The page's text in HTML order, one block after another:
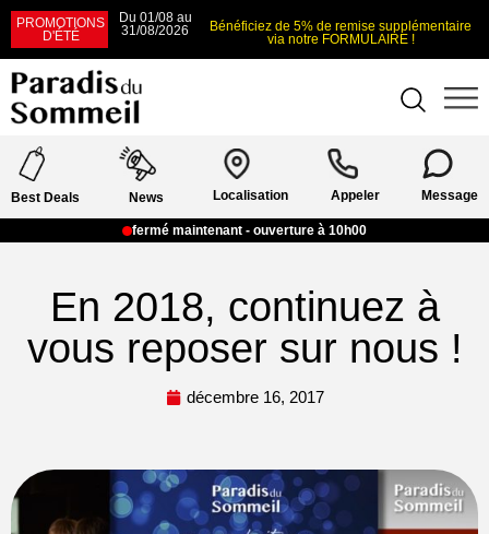
PROMOTIONS
D'ÉTÉ
Du 01/08 au
31/08/2026
Bénéficiez de 5% de remise supplémentaire
via notre FORMULAIRE !
Best Deals News Localisation Appeler Message
fermé maintenant - ouverture à 10h00
En 2018, continuez à
vous reposer sur nous !
décembre 16, 2017